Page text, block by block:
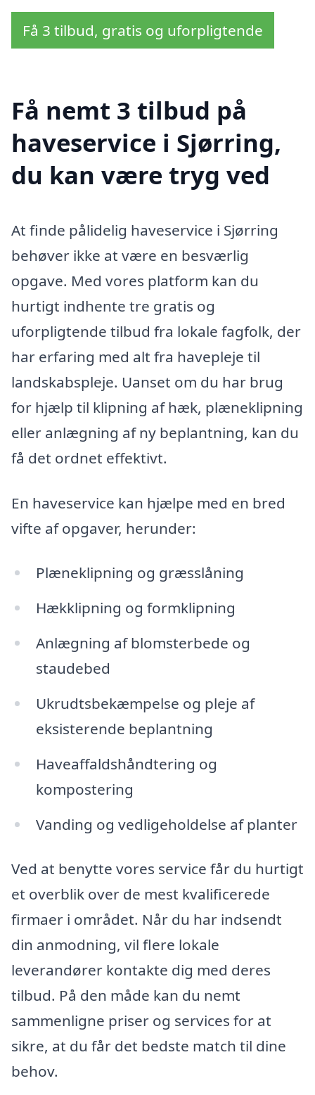
Få 3 tilbud, gratis og uforpligtende
Få nemt 3 tilbud på
haveservice i Sjørring,
du kan være tryg ved
At finde pålidelig haveservice i Sjørring
behøver ikke at være en besværlig
opgave. Med vores platform kan du
hurtigt indhente tre gratis og
uforpligtende tilbud fra lokale fagfolk, der
har erfaring med alt fra havepleje til
landskabspleje. Uanset om du har brug
for hjælp til klipning af hæk, plæneklipning
eller anlægning af ny beplantning, kan du
få det ordnet effektivt.
En haveservice kan hjælpe med en bred
vifte af opgaver, herunder:
Plæneklipning og græsslåning
Hækklipning og formklipning
Anlægning af blomsterbede og
staudebed
Ukrudtsbekæmpelse og pleje af
eksisterende beplantning
Haveaffaldshåndtering og
kompostering
Vanding og vedligeholdelse af planter
Ved at benytte vores service får du hurtigt
et overblik over de mest kvalificerede
firmaer i området. Når du har indsendt
din anmodning, vil flere lokale
leverandører kontakte dig med deres
tilbud. På den måde kan du nemt
sammenligne priser og services for at
sikre, at du får det bedste match til dine
behov.